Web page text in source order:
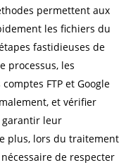
permettent aux
les fichiers du
fastidieuses de
processus, les
FTP et Google
et vérifier
garantir leur
plus, lors du traitement
de respecter